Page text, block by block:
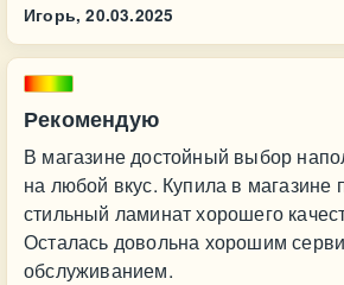
Игорь, 20.03.2025
Рекомендую
В магазине достойный выбор
на любой вкус. Купила в магазине
стильный ламинат хорошего
Осталась довольна хорошим
обслуживанием.